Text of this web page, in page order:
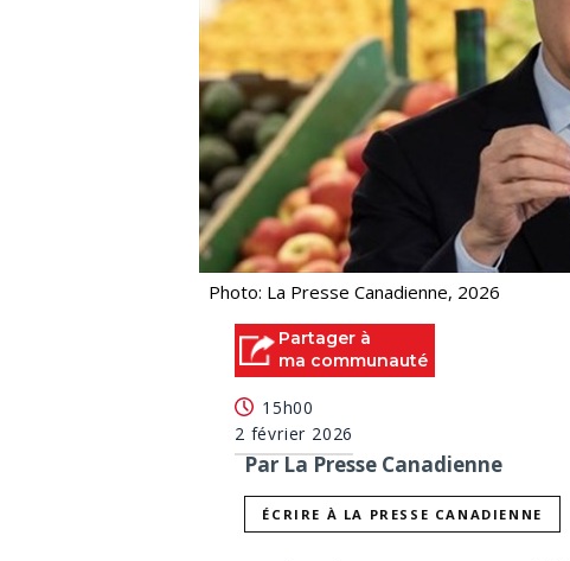
Photo: La Presse Canadienne, 2026
Partager à
ma communauté
15h00
2 février 2026
Par La Presse Canadienne
ÉCRIRE À LA PRESSE CANADIENNE